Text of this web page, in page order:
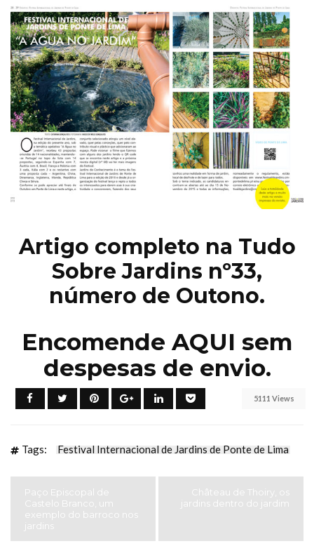
Artigo completo na Tudo
Sobre Jardins nº33,
número de Outono.
Encomende AQUI sem
despesas de envio.
5111 Views
Tags: Festival Internacional de Jardins de Ponte de Lima
Paço Episcopal de
Castelo Branco, um
exemplo do barroco nos
jardins
Château de Thoiry, os
jardins dentro do jardim